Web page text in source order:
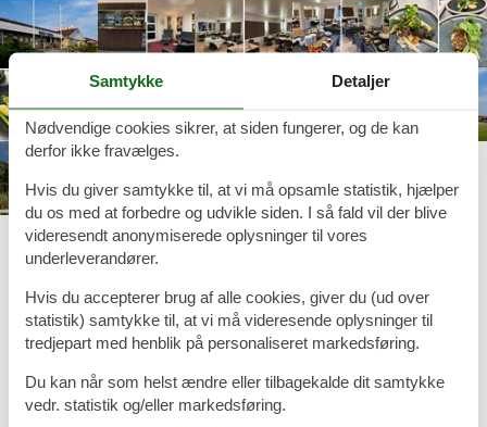
Midt imellem Herning og den danske vestkyst, ligger Videbæk, 25
km. i begge retninger. Bor man på Hotel Falken, et hyggeligt og
være oplagt. Smukt beliggende og spændende udstilling af bl.a
Arne Haugen Sørensen.
Hotel Falken ligger i Videbæk i det centrale Vestjylland: Herning
mod øst, Ringkøbing mod vest, Skjern mod syd og Holstebro mod
Samtykke Detaljer
Nødvendige cookies sikrer, at siden fungerer, og de kan
derfor ikke fravælges.
Hvis du giver samtykke til, at vi må opsamle statistik, hjælper
du os med at forbedre og udvikle siden. I så fald vil der blive
videresendt anonymiserede oplysninger til vores
underleverandører.
Hvis du accepterer brug af alle cookies, giver du (ud over
statistik) samtykke til, at vi må videresende oplysninger til
tredjepart med henblik på personaliseret markedsføring.
Du kan når som helst ændre eller tilbagekalde dit samtykke
vedr. statistik og/eller markedsføring.